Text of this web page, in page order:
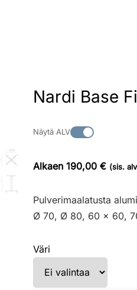
Nardi Base
Näytä ALV
Alkaen 190,00 € (sis.
Pulverimaalatusta
Ø 70, Ø 80, 60 x 60,
Väri